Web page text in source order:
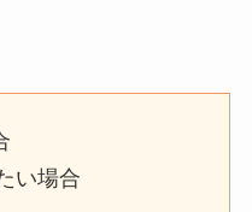
い場合